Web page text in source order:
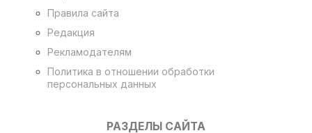
Правила сайта
Редакция
Рекламодателям
Политика в отношении обработки
персональных данных
РАЗДЕЛЫ САЙТА